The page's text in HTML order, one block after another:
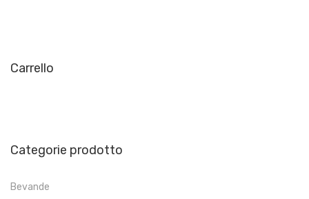
Carrello
Categorie prodotto
Bevande